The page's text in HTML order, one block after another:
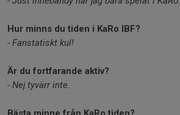
Hur minns du tiden i KaRo IBF?
- Fanstatiskt kul!
Är du fortfarande aktiv?
- Nej tyvärr inte.